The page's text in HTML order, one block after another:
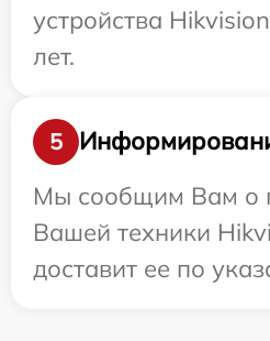
устройства
лет.
5
Мы сообщим Вам о
Вашей техники
доставит ее по